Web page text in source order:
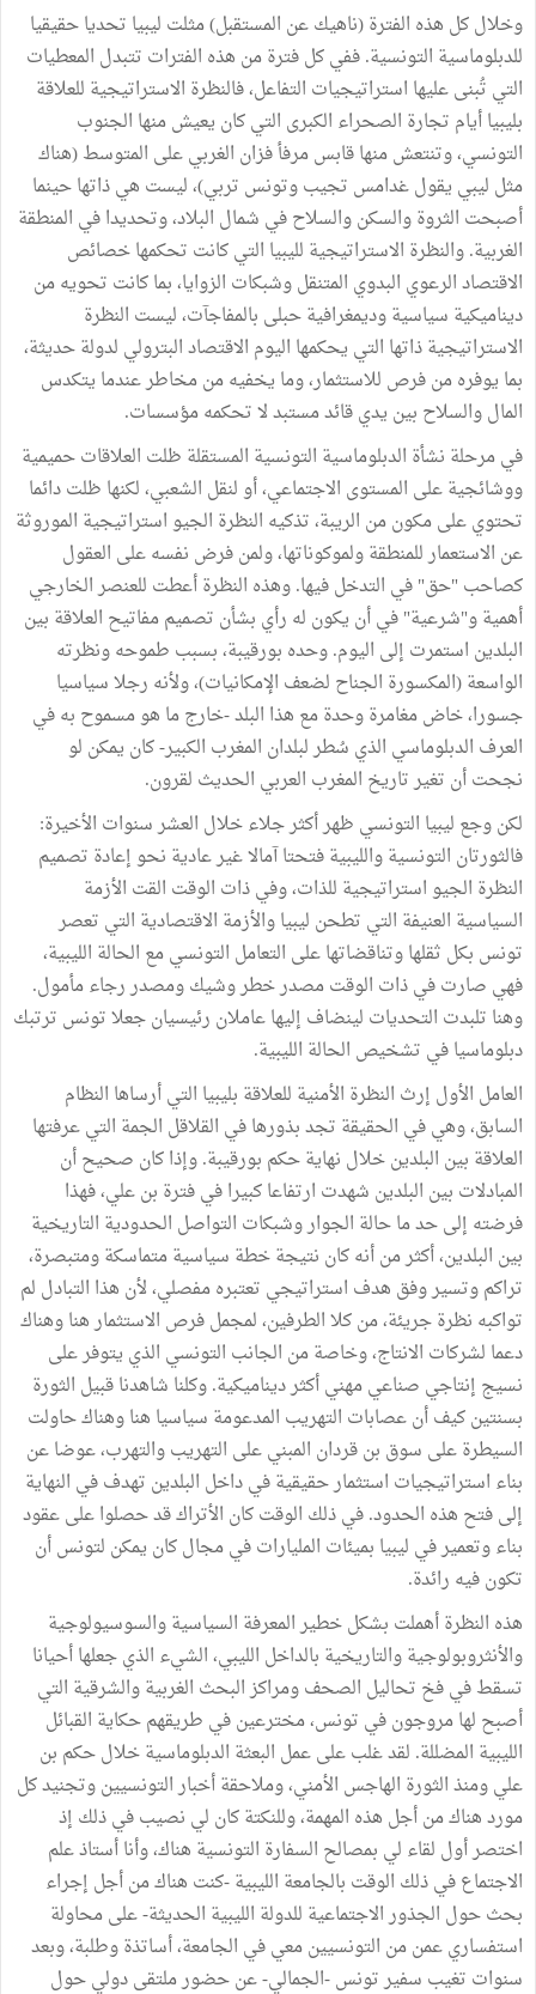
وخلال كل هذه الفترة (ناهيك عن المستقبل) مثلت ليبيا تحديا حقيقيا
للدبلوماسية التونسية. ففي كل فترة من هذه الفترات تتبدل المعطيات
التي تُبنى عليها استراتيجيات التفاعل، فالنظرة الاستراتيجية للعلاقة
بليبيا أيام تجارة الصحراء الكبرى التي كان يعيش منها الجنوب
التونسي، وتنتعش منها قابس مرفأ فزان الغربي على المتوسط (هناك
مثل ليبي يقول غدامس تجيب وتونس تربي)، ليست هي ذاتها حينما
أصبحت الثروة والسكن والسلاح في شمال البلاد، وتحديدا في المنطقة
الغربية. والنظرة الاستراتيجية لليبيا التي كانت تحكمها خصائص
الاقتصاد الرعوي البدوي المتنقل وشبكات الزوايا، بما كانت تحويه من
ديناميكية سياسية وديمغرافية حبلى بالمفاجآت، ليست النظرة
الاستراتيجية ذاتها التي يحكمها اليوم الاقتصاد البترولي لدولة حديثة،
بما يوفره من فرص للاستثمار، وما يخفيه من مخاطر عندما يتكدس
المال والسلاح بين يدي قائد مستبد لا تحكمه مؤسسات.
في مرحلة نشأة الدبلوماسية التونسية المستقلة ظلت العلاقات حميمية
ووشائجية على المستوى الاجتماعي، أو لنقل الشعبي، لكنها ظلت دائما
تحتوي على مكون من الريبة، تذكيه النظرة الجيو استراتيجية الموروثة
عن الاستعمار للمنطقة ولموكوناتها، ولمن فرض نفسه على العقول
كصاحب "حق" في التدخل فيها. وهذه النظرة أعطت للعنصر الخارجي
أهمية و"شرعية" في أن يكون له رأي بشأن تصميم مفاتيح العلاقة بين
البلدين استمرت إلى اليوم. وحده بورقيبة، بسبب طموحه ونظرته
الواسعة (المكسورة الجناح لضعف الإمكانيات)، ولأنه رجلا سياسيا
جسورا، خاض مغامرة وحدة مع هذا البلد -خارج ما هو مسموح به في
العرف الدبلوماسي الذي سُطر لبلدان المغرب الكبير- كان يمكن لو
نجحت أن تغير تاريخ المغرب العربي الحديث لقرون.
لكن وجع ليبيا التونسي ظهر أكثر جلاء خلال العشر سنوات الأخيرة:
فالثورتان التونسية والليبية فتحتا آمالا غير عادية نحو إعادة تصميم
النظرة الجيو استراتيجية للذات، وفي ذات الوقت القت الأزمة
السياسية العنيفة التي تطحن ليبيا والأزمة الاقتصادية التي تعصر
تونس بكل ثقلها وتناقضاتها على التعامل التونسي مع الحالة الليبية،
فهي صارت في ذات الوقت مصدر خطر وشيك ومصدر رجاء مأمول.
وهنا تلبدت التحديات لينضاف إليها عاملان رئيسيان جعلا تونس ترتبك
دبلوماسيا في تشخيص الحالة الليبية.
العامل الأول إرث النظرة الأمنية للعلاقة بليبيا التي أرساها النظام
السابق، وهي في الحقيقة تجد بذورها في القلاقل الجمة التي عرفتها
العلاقة بين البلدين خلال نهاية حكم بورقيبة. وإذا كان صحيح أن
المبادلات بين البلدين شهدت ارتفاعا كبيرا في فترة بن علي، فهذا
فرضته إلى حد ما حالة الجوار وشبكات التواصل الحدودية التاريخية
بين البلدين، أكثر من أنه كان نتيجة خطة سياسية متماسكة ومتبصرة،
تراكم وتسير وفق هدف استراتيجي تعتبره مفصلي، لأن هذا التبادل لم
تواكبه نظرة جريئة، من كلا الطرفين، لمجمل فرص الاستثمار هنا وهناك
دعما لشركات الانتاج، وخاصة من الجانب التونسي الذي يتوفر على
نسيج إنتاجي صناعي مهني أكثر ديناميكية. وكلنا شاهدنا قبيل الثورة
بسنتين كيف أن عصابات التهريب المدعومة سياسيا هنا وهناك حاولت
السيطرة على سوق بن قردان المبني على التهريب والتهرب، عوضا عن
بناء استراتيجيات استثمار حقيقية في داخل البلدين تهدف في النهاية
إلى فتح هذه الحدود. في ذلك الوقت كان الأتراك قد حصلوا على عقود
بناء وتعمير في ليبيا بميئات المليارات في مجال كان يمكن لتونس أن
تكون فيه رائدة.
هذه النظرة أهملت بشكل خطير المعرفة السياسية والسوسيولوجية
والأنثروبولوجية والتاريخية بالداخل الليبي، الشيء الذي جعلها أحيانا
تسقط في فخ تحاليل الصحف ومراكز البحث الغربية والشرقية التي
أصبح لها مروجون في تونس، مخترعين في طريقهم حكاية القبائل
الليبية المضللة. لقد غلب على عمل البعثة الدبلوماسية خلال حكم بن
علي ومنذ الثورة الهاجس الأمني، وملاحقة أخبار التونسيين وتجنيد كل
مورد هناك من أجل هذه المهمة، وللنكتة كان لي نصيب في ذلك إذ
اختصر أول لقاء لي بمصالح السفارة التونسية هناك، وأنا أستاذ علم
الاجتماع في ذلك الوقت بالجامعة الليبية -كنت هناك من أجل إجراء
بحث حول الجذور الاجتماعية للدولة الليبية الحديثة- على محاولة
استفساري عمن من التونسيين معي في الجامعة، أساتذة وطلبة، وبعد
سنوات تغيب سفير تونس -الجمالي- عن حضور ملتقى دولي حول